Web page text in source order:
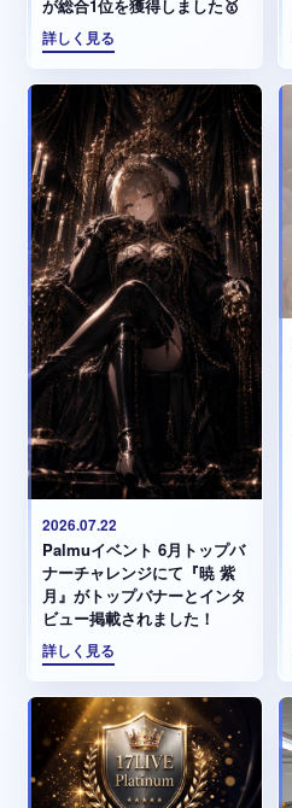
が総合1位を獲得しました🥇
詳しく見る
2026.07.22
Palmuイベント 6月トップバ
ナーチャレンジにて『暁 紫
月』がトップバナーとインタ
ビュー掲載されました！
詳しく見る